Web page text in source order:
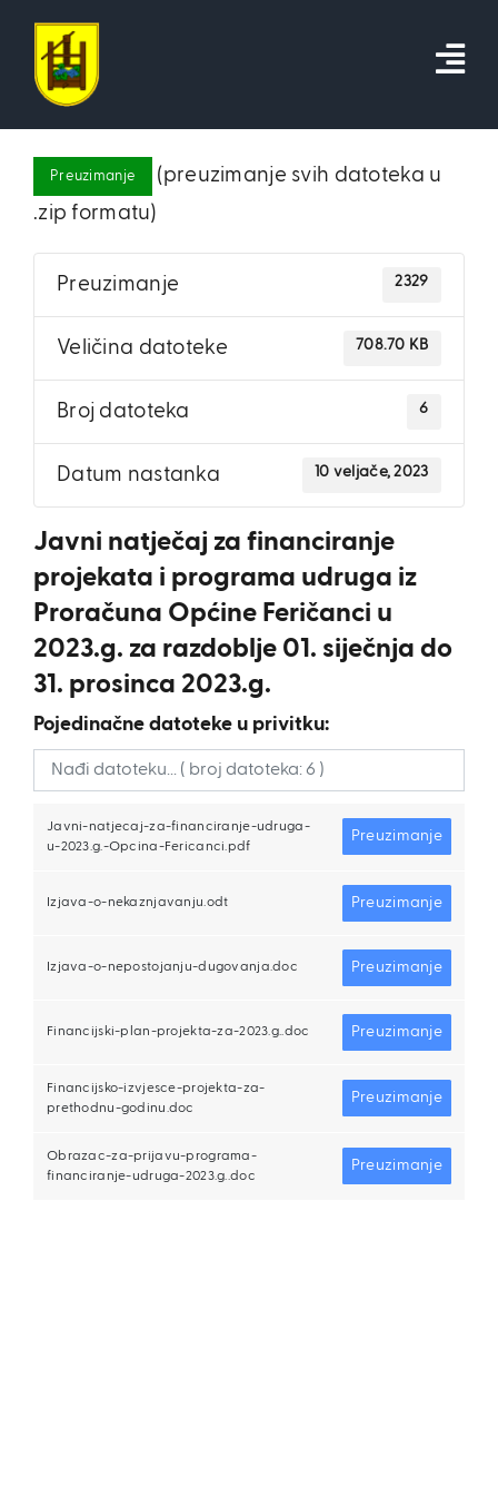
content
Preuzimanje
(preuzimanje svih datoteka u
.zip formatu)
Preuzimanje 2329
Veličina datoteke 708.70 KB
Broj datoteka 6
Datum nastanka 10 veljače, 2023
Javni natječaj za financiranje
projekata i programa udruga iz
Proračuna Općine Feričanci u
2023.g. za razdoblje 01. siječnja do
31. prosinca 2023.g.
Pojedinačne datoteke u privitku:
Javni-natjecaj-za-financiranje-udruga-
u-2023.g.-Opcina-Fericanci.pdf
Preuzimanje
Izjava-o-nekaznjavanju.odt Preuzimanje
Izjava-o-nepostojanju-dugovanja.doc Preuzimanje
Financijski-plan-projekta-za-2023.g..doc Preuzimanje
Financijsko-izvjesce-projekta-za-
prethodnu-godinu.doc
Preuzimanje
Obrazac-za-prijavu-programa-
financiranje-udruga-2023.g..doc
Preuzimanje